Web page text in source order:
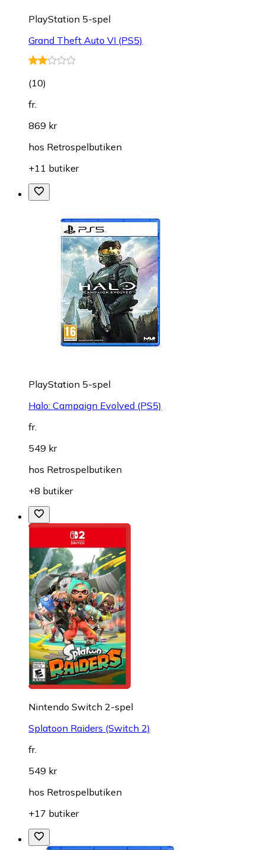
PlayStation 5-spel
Grand Theft Auto VI (PS5)
(10)
fr.
869 kr
hos Retrospelbutiken
+11 butiker
PlayStation 5-spel
Halo: Campaign Evolved (PS5)
fr.
549 kr
hos Retrospelbutiken
+8 butiker
Nintendo Switch 2-spel
Splatoon Raiders (Switch 2)
fr.
549 kr
hos Retrospelbutiken
+17 butiker